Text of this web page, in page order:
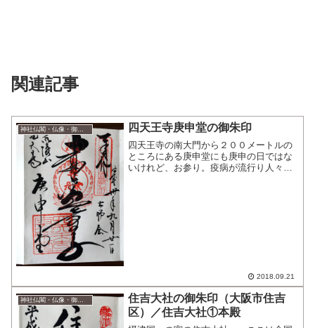
関連記事
神社仏閣・仏像・御朱印 四天王寺庚申堂の御朱印
四天王寺の南大門から２００メートルの
ところにある庚申堂にも庚申の日ではな
いけれど、お参り。疫病が流行り人々が
2018.09.21
神社仏閣・仏像・御朱印
住吉大社の御朱印（大阪市住吉
区）／住吉大社①本殿